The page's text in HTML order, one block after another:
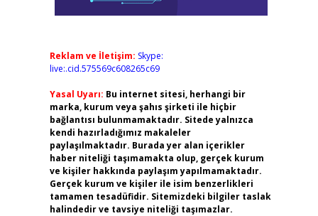
Reklam ve İletişim: Skype:
live:.cid.575569c608265c69
Yasal Uyarı: Bu internet sitesi, herhangi bir
marka, kurum veya şahıs şirketi ile hiçbir
bağlantısı bulunmamaktadır. Sitede yalnızca
kendi hazırladığımız makaleler
paylaşılmaktadır. Burada yer alan içerikler
haber niteliği taşımamakta olup, gerçek kurum
ve kişiler hakkında paylaşım yapılmamaktadır.
Gerçek kurum ve kişiler ile isim benzerlikleri
tamamen tesadüfidir. Sitemizdeki bilgiler taslak
halindedir ve tavsiye niteliği taşımazlar.